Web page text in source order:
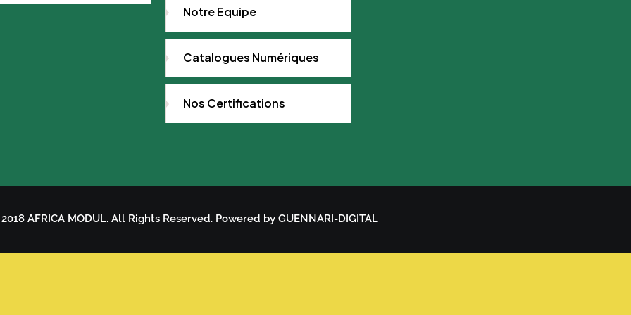
Notre Equipe
Catalogues Numériques
Nos Certifications
AFRICA MODUL. All Rights Reserved. Powered by GUENNARI-DIGITAL